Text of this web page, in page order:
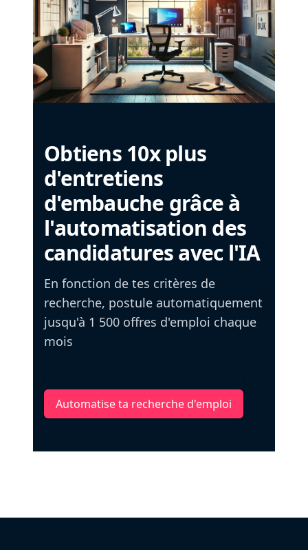
Obtiens 10x plus
d'entretiens
d'embauche grâce à
l'automatisation des
candidatures avec l'IA
En fonction de tes critères de
recherche, postule automatiquement
jusqu'à 1 500 offres d'emploi chaque
mois
Automatise ta recherche d'emploi